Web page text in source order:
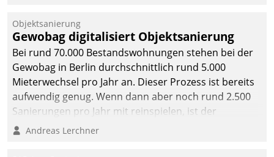
Objektsanierung
Gewobag digitalisiert Objektsanierung
Bei rund 70.000 Bestandswohnungen stehen bei der
Gewobag in Berlin durchschnittlich rund 5.000
Mieterwechsel pro Jahr an. Dieser Prozess ist bereits
aufwendig genug. Wenn dann aber noch rund 2.500
Sanierungen pro Jahr mit reinspielen, ist der
Betreuungs- und Organisationsaufwand immens. Im
Andreas Lerchner